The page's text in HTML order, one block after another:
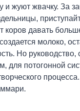
и жуют жвачку. За
коров давать
молоко,
Но
для потогонной